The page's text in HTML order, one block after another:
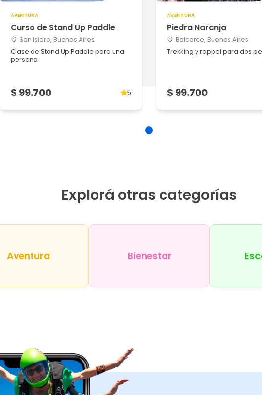
AVENTURA
Curso de Stand Up Paddle
San Isidro, Buenos Aires
Clase de Stand Up Paddle para una
persona
$ 99.700 5
AVENTURA
Piedra Naranja
Balcarce, Buenos Aires
Trekking y rappel para dos
$ 99.700
Explorá otras categorías
Aventura Bienestar